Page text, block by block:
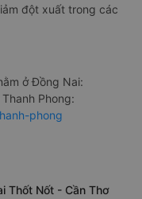
đột xuất trong các
ở Đồng Nai:
Phong:
phong
Thốt Nốt - Cần Thơ